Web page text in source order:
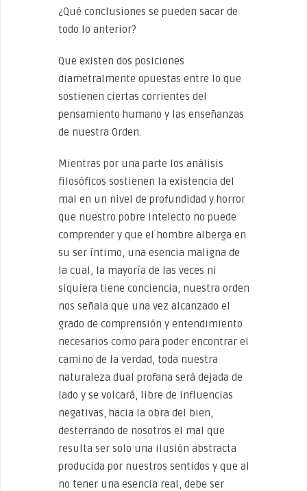
¿Qué conclusiones se pueden sacar de
todo lo anterior?
Que existen dos posiciones
diametralmente opuestas entre lo que
sostienen ciertas corrientes del
pensamiento humano y las enseñanzas
de nuestra Orden.
Mientras por una parte los análisis
filosóficos sostienen la existencia del
mal en un nivel de profundidad y horror
que nuestro pobre intelecto no puede
comprender y que el hombre alberga en
su ser íntimo, una esencia maligna de
la cual, la mayoría de las veces ni
siquiera tiene conciencia, nuestra orden
nos señala que una vez alcanzado el
grado de comprensión y entendimiento
necesarios como para poder encontrar el
camino de la verdad, toda nuestra
naturaleza dual profana será dejada de
lado y se volcará, libre de influencias
negativas, hacia la obra del bien,
desterrando de nosotros el mal que
resulta ser solo una ilusión abstracta
producida por nuestros sentidos y que al
no tener una esencia real, debe ser